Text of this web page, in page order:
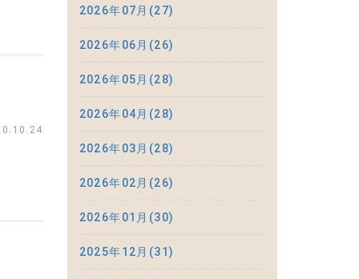
2026年07月(27)
2026年06月(26)
2026年05月(28)
2026年04月(28)
2026年03月(28)
2026年02月(26)
2026年01月(30)
2025年12月(31)